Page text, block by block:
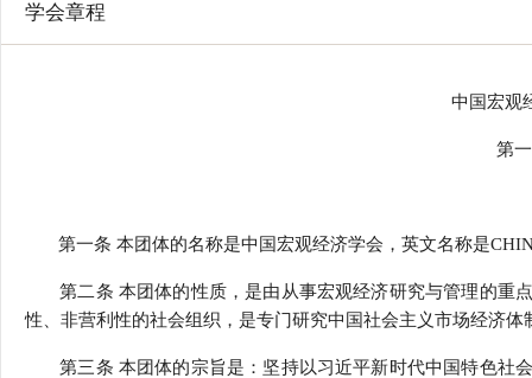
学会章程
中国宏观
第
第一条 本团体的名称是中国宏观经济学会，英文名称是
第二条 本团体的性质，是由从事宏观经济研究与管理的重
性、非营利性的社会组织，是专门研究中国社会主义市场经济
第三条 本团体的宗旨是：坚持以习近平新时代中国特色社